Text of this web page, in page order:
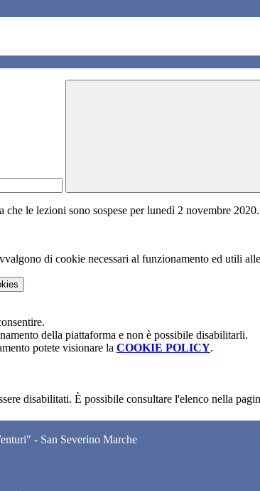
le lezioni sono sospese per lunedì 2 novembre
di cookie necessari al funzionamento ed utili
della piattaforma e non è possibile disabilitarli.
potete visionare la COOKIE POLICY.
disabilitati. È possibile consultare l'elenco nella
- San Severino Marche